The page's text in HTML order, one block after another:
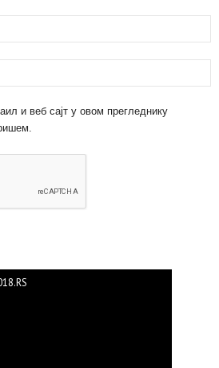
и веб сајт у овом прегледнику